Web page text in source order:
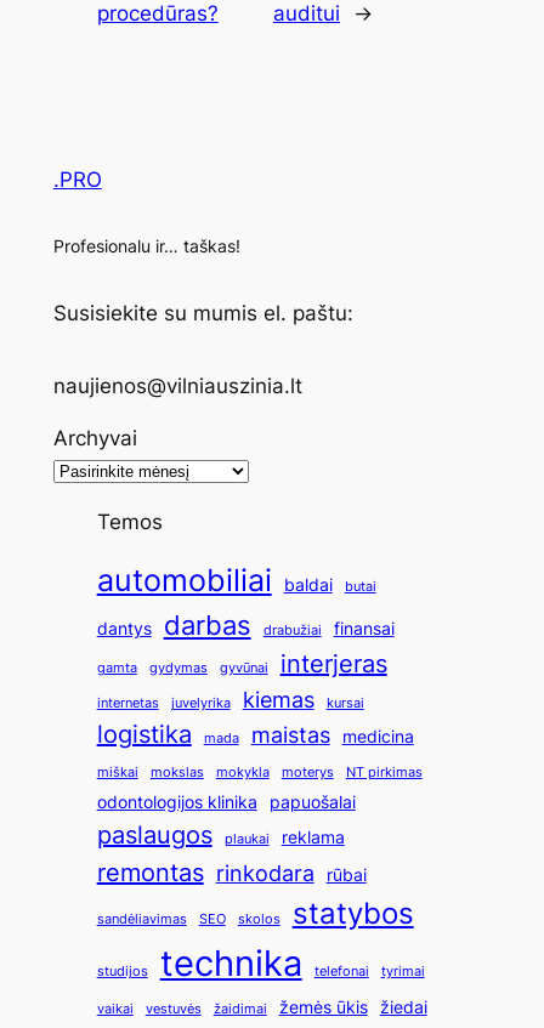
procedūras?
auditui
→
.PRO
Profesionalu ir… taškas!
Susisiekite su mumis el. paštu:
naujienos@vilniauszinia.lt
Archyvai
Temos
automobiliai baldai butai
dantys darbas drabužiai finansai
gamta gydymas gyvūnai interjeras
internetas juvelyrika kiemas kursai
logistika mada maistas medicina
miškai mokslas mokykla moterys NT pirkimas
odontologijos klinika papuošalai
paslaugos plaukai reklama
remontas rinkodara rūbai
sandėliavimas SEO skolos statybos
studijos technika telefonai tyrimai
vaikai vestuvės žaidimai žemės ūkis žiedai